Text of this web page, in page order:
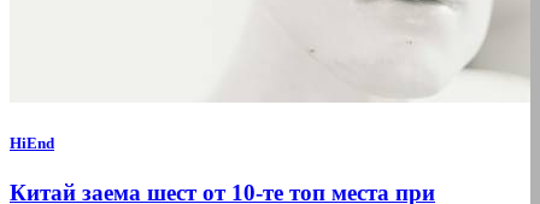
HiEnd
Китай заема шест от 10-те топ места при